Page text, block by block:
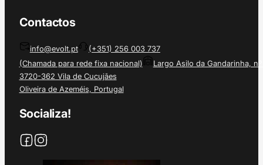
Contactos
info@evolt.pt
(+351) 256 003 737
(Chamada para rede fixa nacional)
Largo Asilo da Gandarinha, nº
3720-362 Vila de Cucujães
Oliveira de Azeméis, Portugal
Socializa!